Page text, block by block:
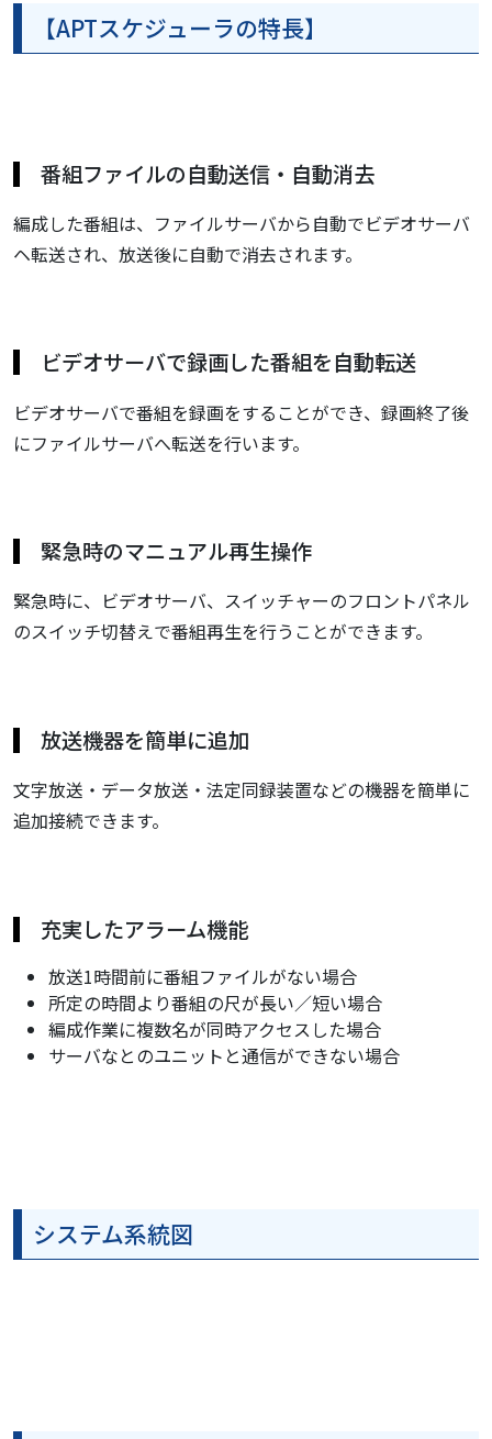
【APTスケジューラの特長】
番組ファイルの自動送信・自動消去
編成した番組は、ファイルサーバから自動でビデオサーバ
ヘ転送され、放送後に自動で消去されます。
ビデオサーバで録画した番組を自動転送
ビデオサーバで番組を録画をすることができ、録画終了後
にファイルサーバへ転送を行います。
緊急時のマニュアル再生操作
緊急時に、ビデオサーバ、スイッチャーのフロントパネル
のスイッチ切替えで番組再生を行うことができます。
放送機器を簡単に追加
文字放送・データ放送・法定同録装置などの機器を簡単に
追加接続できます。
充実したアラーム機能
放送1時間前に番組ファイルがない場合
所定の時間より番組の尺が長い／短い場合
編成作業に複数名が同時アクセスした場合
サーバなとのユニットと通信ができない場合
システム系統図